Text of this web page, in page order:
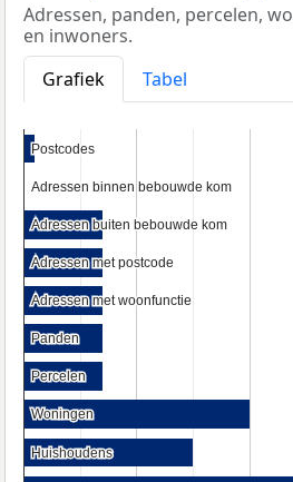
Adressen, panden, percelen,
en inwoners.
Grafiek
Tabel
Postcodes
Postcodes
Adressen binnen bebouwde kom
Adressen binnen bebouwde kom
Adressen buiten bebouwde kom
Adressen buiten bebouwde kom
Adressen met postcode
Adressen met postcode
Adressen met woonfunctie
Adressen met woonfunctie
Panden
Panden
Percelen
Percelen
Woningen
Woningen
Huishoudens
Huishoudens